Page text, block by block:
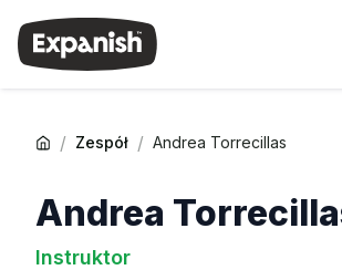
/ Zespół / Andrea Torrecillas
Andrea
Instruktor